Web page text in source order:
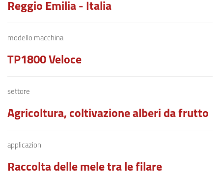
Reggio Emilia - Italia
modello macchina
TP1800 Veloce
settore
Agricoltura, coltivazione alberi da frutto
applicazioni
Raccolta delle mele tra le filare